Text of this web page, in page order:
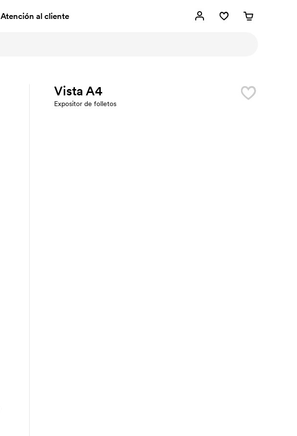
Atención al cliente
Vista A4
Expositor de folletos